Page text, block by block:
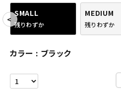
CONTENTS
ようこそ ゲスト 様
meeting_room ログイン
SMALL
残りわずか
MEDIUM
残りわずか
カラー ブラック